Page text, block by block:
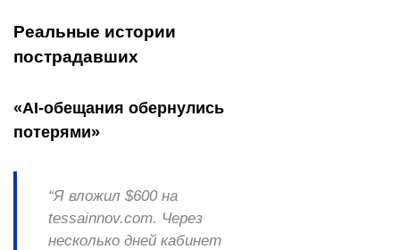
Реальные истории
пострадавших
«AI-обещания обернулись
потерями»
“Я вложил $600 на
tessainnov.com. Через
несколько дней кабинет